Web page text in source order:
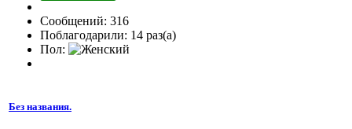
Сообщений: 316
Поблагодарили: 14 раз(а)
Пол:
Без названия.